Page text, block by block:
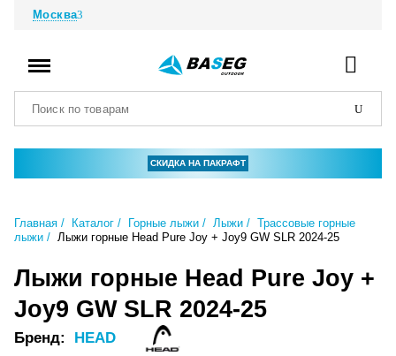
Москва
СКИДКА НА ПАКРАФТ
Главная Каталог Горные лыжи Лыжи
Трассовые горные
лыжи
Лыжи горные Head Pure Joy + Joy9 GW SLR 2024-25
Лыжи горные Head Pure Joy +
Joy9 GW SLR 2024-25
Бренд: HEAD